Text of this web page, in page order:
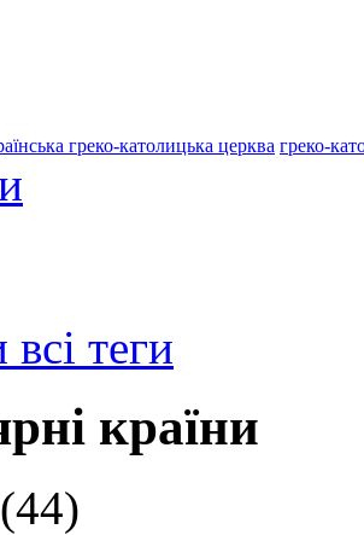
греко-католицька церква греко-
всі теги
країни
(44)